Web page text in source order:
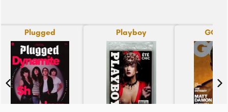
Plugged Playboy GQ